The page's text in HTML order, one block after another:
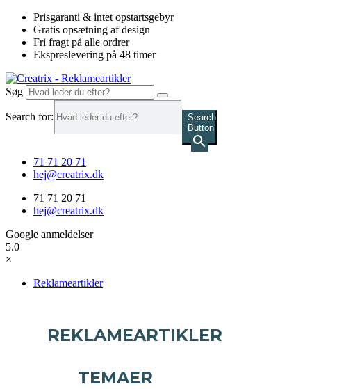
Videre
indhold
Prisgaranti & intet opstartsgebyr
Gratis opsætning af design
Fri fragt på alle ordrer
Ekspreslevering på 48 timer
Søg
Search for:
Search
Button
71 71 20 71
hej@creatrix.dk
71 71 20 71
hej@creatrix.dk
Google anmeldelser
5.0
×
Reklameartikler
REKLAMEARTIKLER
TEMAER